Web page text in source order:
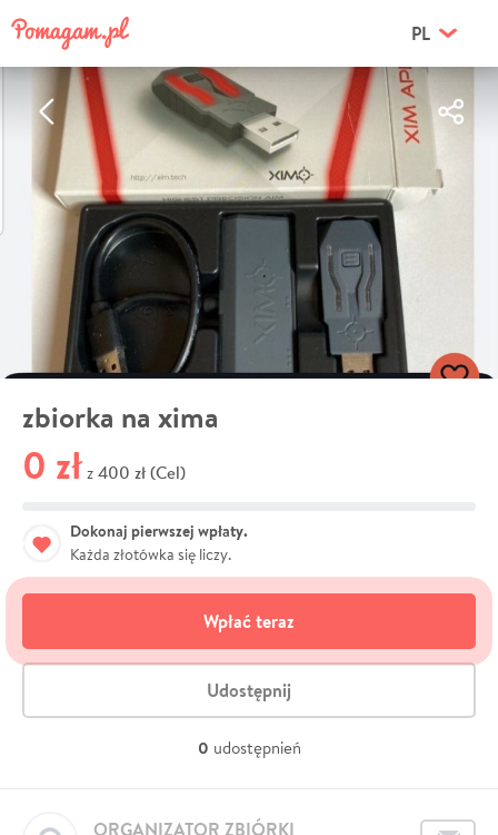
PL
zbiorka na xima
0 zł z 400 zł (Cel)
Dokonaj pierwszej wpłaty.
Każda złotówka się liczy.
Wpłać teraz
Udostępnij
0 udostępnień
ORGANIZATOR ZBIÓRKI